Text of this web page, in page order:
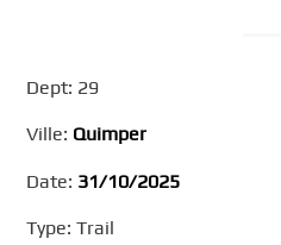
Dept: 29
Ville: Quimper
Date: 31/10/2025
Type: Trail